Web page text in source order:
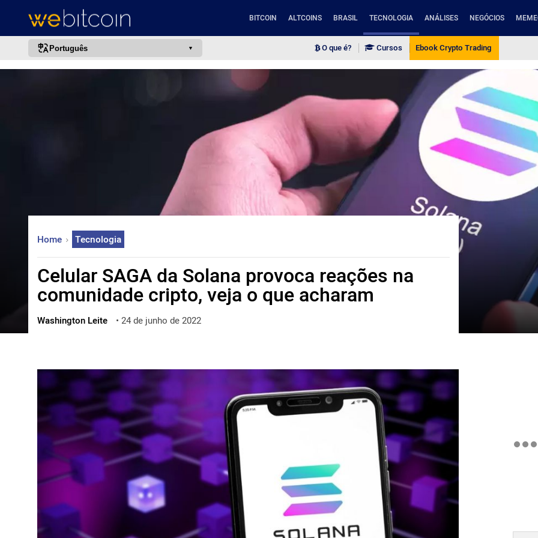
BITCOIN ALTCOINS BRASIL TECNOLOGIA ANÁLISES NEGÓCIOS
Português
한국어
العربية
ไทย
ქართული
O que é? Cursos Ebook Crypto Trading
Home Tecnologia
Celular SAGA da Solana provoca reações na
comunidade cripto, veja o que acharam
Washington Leite • 24 de junho de 2022